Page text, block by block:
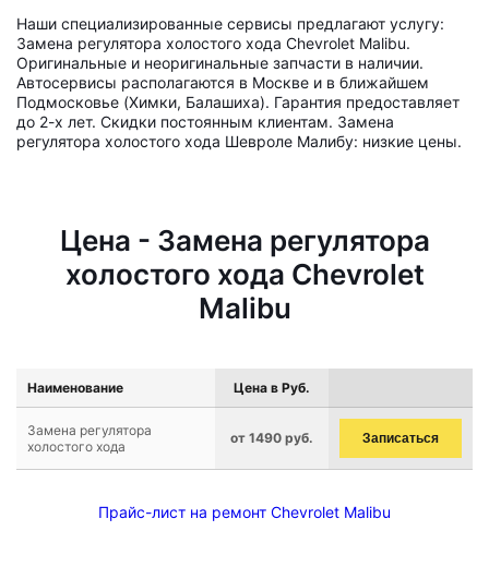
Наши специализированные сервисы предлагают услугу:
Замена регулятора холостого хода Chevrolet Malibu.
Оригинальные и неоригинальные запчасти в наличии.
Автосервисы располагаются в Москве и в ближайшем
Подмосковье (Химки, Балашиха). Гарантия предоставляет
до 2-х лет. Скидки постоянным клиентам. Замена
регулятора холостого хода Шевроле Малибу: низкие цены.
Цена - Замена регулятора
холостого хода Chevrolet
Malibu
Наименование Цена в Руб.
Замена регулятора
холостого хода
от 1490 руб. Записаться
Прайс-лист на ремонт Chevrolet Malibu